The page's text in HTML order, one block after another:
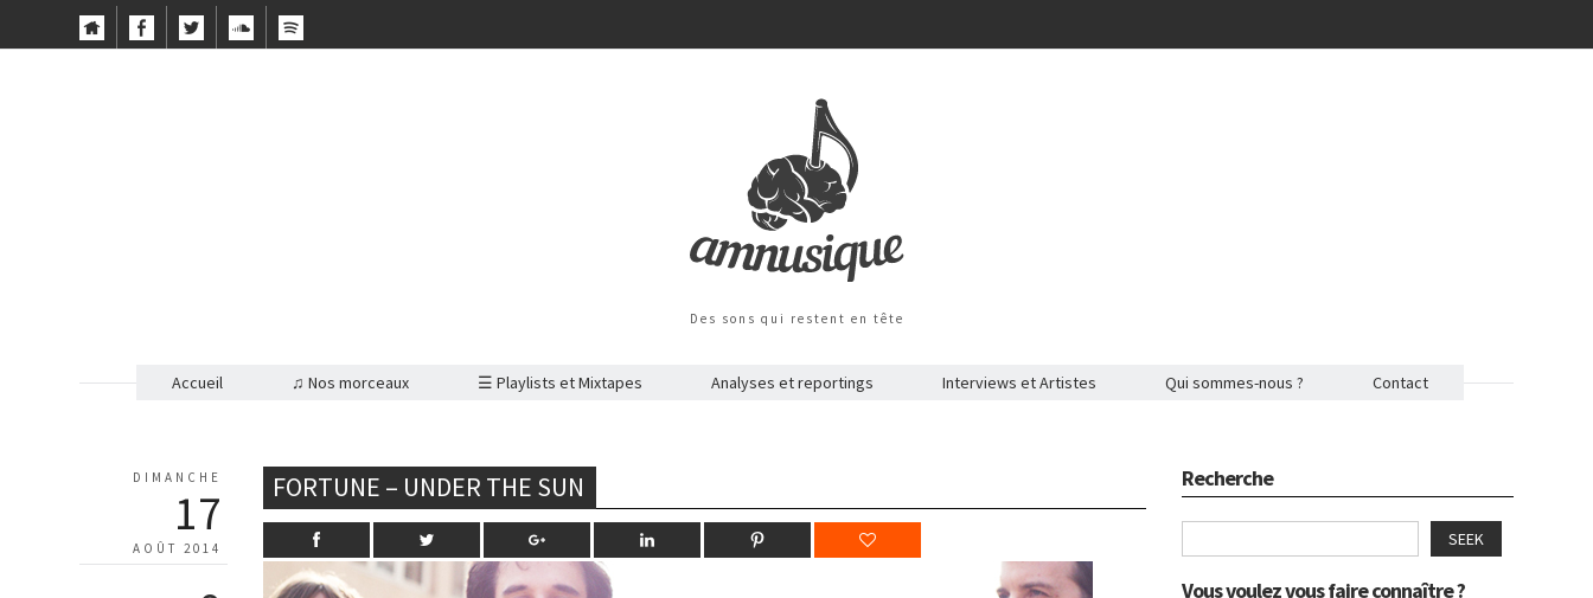
Des sons qui restent en tête
Accueil ♫ Nos morceaux ☰ Playlists et Mixtapes Analyses et reportings Interviews et Artistes Qui sommes-nous ? Contact
DIMANCHE
17
AOÛT 2014
FORTUNE – UNDER THE SUN Recherche
SEEK
Vous voulez vous faire connaître ?